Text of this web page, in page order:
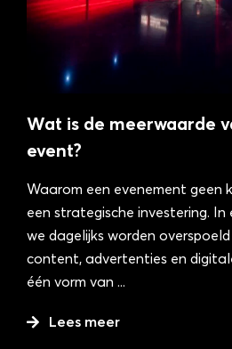
Wat is de meerwaarde
event?
Waarom een evenement geen
een strategische investering. In
we dagelijks worden
content, advertenties en
één vorm van ...
Lees meer